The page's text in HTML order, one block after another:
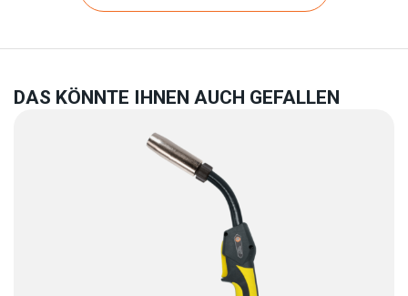
DAS KÖNNTE IHNEN AUCH GEFALLEN